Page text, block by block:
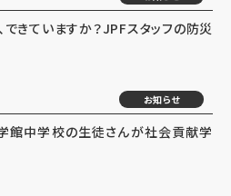
できていますか？JPFスタッフの防災
お知らせ
学館中学校の生徒さんが社会貢献学